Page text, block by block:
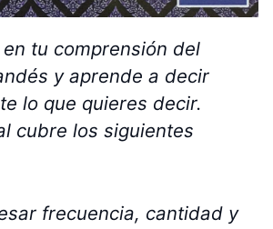
tu comprensión del
y aprende a decir
lo que quieres decir.
cubre los siguientes
frecuencia, cantidad y